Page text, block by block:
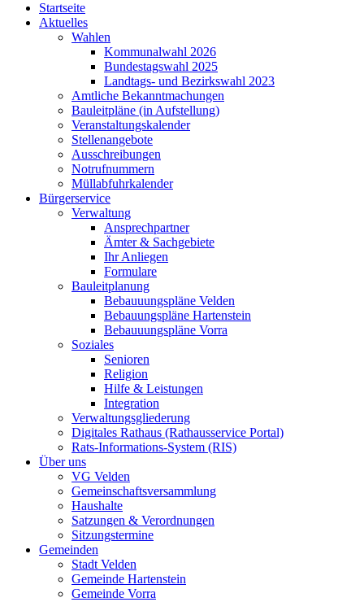
Startseite
Aktuelles
Wahlen
Kommunalwahl 2026
Bundestagswahl 2025
Landtags- und Bezirkswahl 2023
Amtliche Bekanntmachungen
Bauleitpläne (in Aufstellung)
Veranstaltungskalender
Stellenangebote
Ausschreibungen
Notrufnummern
Müllabfuhrkalender
Bürgerservice
Verwaltung
Ansprechpartner
Ämter & Sachgebiete
Ihr Anliegen
Formulare
Bauleitplanung
Bebauuungspläne Velden
Bebauungspläne Hartenstein
Bebauuungspläne Vorra
Soziales
Senioren
Religion
Hilfe & Leistungen
Integration
Verwaltungsgliederung
Digitales Rathaus (Rathausservice Portal)
Rats-Informations-System (RIS)
Über uns
VG Velden
Gemeinschaftsversammlung
Haushalte
Satzungen & Verordnungen
Sitzungstermine
Gemeinden
Stadt Velden
Gemeinde Hartenstein
Gemeinde Vorra